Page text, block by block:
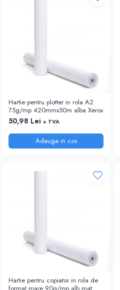
Hartie pentru plotter in rola A2
75g/mp 420mmx50m alba Xerox
50,98 Lei + TVA
Adauga in cos
Hartie pentru copiator in rola de